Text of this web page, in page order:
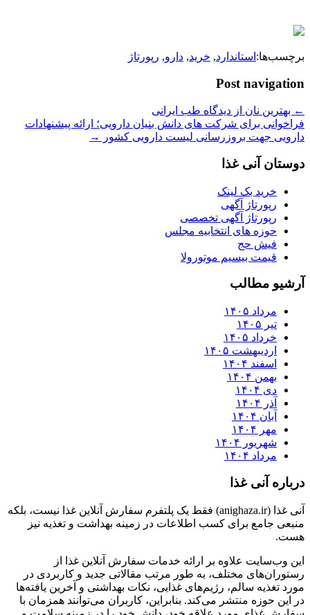
برچسب‌ها: استاندارد, خرید, دارو, رپورتاژ
Post navigation
← بهترین نان از دیدگاه طب ایرانی
فراخوانی برای شركت های دانش بنیان دارویی؛ ارائه پیشنهادات
دارویی جهت بروزرسانی لیست دارویی کشور
→
دوستان آنی غذا
خرید بک لینک
رپورتاژ آگهی
رپورتاژ آگهی تخصصی
حوزه های انتخابیه مجلس
فیش حج
قیمت بیسیم موتورولا
آرشیو مطالب
مرداد ۱۴۰۵
تیر ۱۴۰۵
خرداد ۱۴۰۵
اردیبهشت ۱۴۰۵
اسفند ۱۴۰۴
بهمن ۱۴۰۴
دی ۱۴۰۴
آذر ۱۴۰۴
آبان ۱۴۰۴
مهر ۱۴۰۴
شهریور ۱۴۰۴
مرداد ۱۴۰۴
درباره آنی غذا
آنی غذا (anighaza.ir) فقط یک پلتفرم سفارش آنلاین غذا نیست، بلکه
منبعی جامع برای کسب اطلاعات در زمینه بهداشت و تغذیه نیز
هست.
این وب‌سایت علاوه بر ارائه خدمات سفارش آنلاین غذا از
رستوران‌های مختلف، به طور مرتب مقالاتی جدید و کاربردی در
مورد تغذیه سالم، رژیم‌های غذایی، نکات بهداشتی و آخرین یافته‌ها
در این حوزه منتشر می‌کند. بنابراین، کاربران می‌توانند همزمان با